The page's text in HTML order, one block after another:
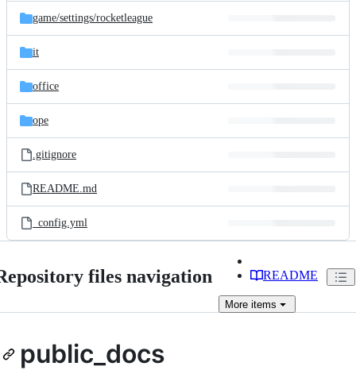
game/settings/rocketleague
it
office
ope
.gitignore
README.md
_config.yml
files navigation README
More items
public_docs